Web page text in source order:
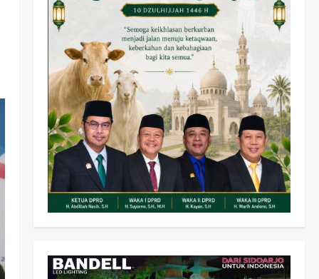
Olahraga
Adu Taktik di Atas Rumput
Sintetis: PWI dan Sapma
PP Sidoarjo Memanaskan
Mesin Menuju Piala Soccer
wartanusa 5 Agustus 2026
3
Ekonomi Hiburan
Pemerintahan
Bazar Rakyat Jalan Jambu,
Borong Kuliner UMKM